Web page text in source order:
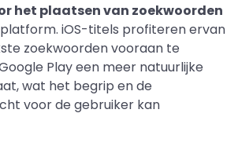
het plaatsen van zoekwoorden
iOS-titels profiteren ervan
zoekwoorden vooraan te
Play een meer natuurlijke
wat het begrip en de
voor de gebruiker kan